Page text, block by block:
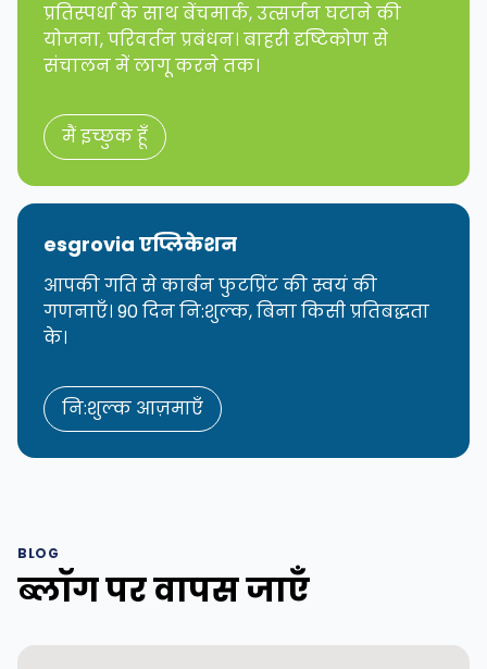
प्रतिस्पर्धा के साथ बेंचमार्क, उत्सर्जन घटाने की
योजना, परिवर्तन प्रबंधन। बाहरी दृष्टिकोण से
संचालन में लागू करने तक।
मैं इच्छुक हूँ
esgrovia एप्लिकेशन
आपकी गति से कार्बन फुटप्रिंट की स्वयं की
गणनाएँ। 90 दिन नि:शुल्क, बिना किसी प्रतिबद्धता
के।
नि:शुल्क आज़माएँ
BLOG
ब्लॉग पर वापस जाएँ